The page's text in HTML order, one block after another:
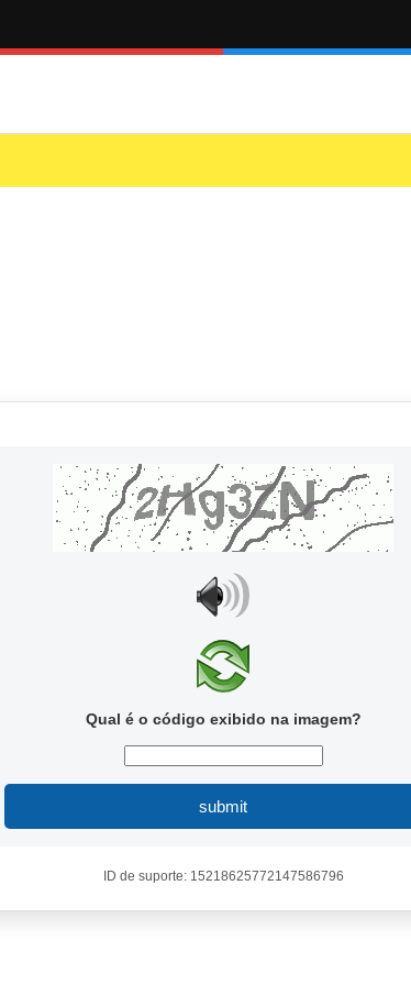
Qual é o código exibido na imagem?
submit
ID de suporte: 15218625772147586796